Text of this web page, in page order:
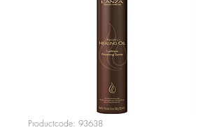
Productcode: 93638